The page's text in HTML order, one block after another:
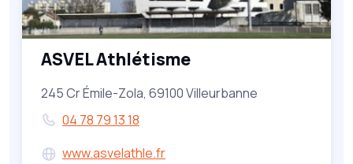
ASVEL Athlétisme
245 Cr Émile-Zola, 69100 Villeurbanne
04 78 79 13 18
www.asvelathle.fr